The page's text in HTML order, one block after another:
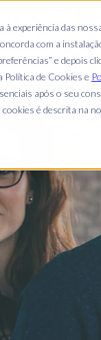
à experiência das
com a
e depois
Política de Cookies e
após o seu
cookies é descrita na